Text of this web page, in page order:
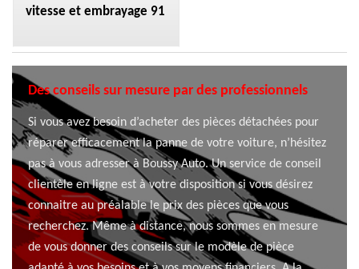
vitesse et embrayage 91
Des conseils sur mesure par des professionnels
Si vous avez besoin d’acheter des pièces détachées pour
réparer efficacement la panne de votre voiture, n’hésitez
pas à vous adresser à Boussy Auto. Un service de conseil
clientèle en ligne est à votre disposition si vous désirez
connaitre au préalable le prix des pièces que vous
recherchez. Même à distance, nous sommes en mesure
de vous donner des conseils sur le modèle de pièce